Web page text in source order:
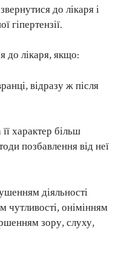
до лікаря і
гіпертензії.
до лікаря, якщо:
відразу ж після
характер більш
позбавлення від неї
діяльності
чутливості, онімінням
зору, слуху,